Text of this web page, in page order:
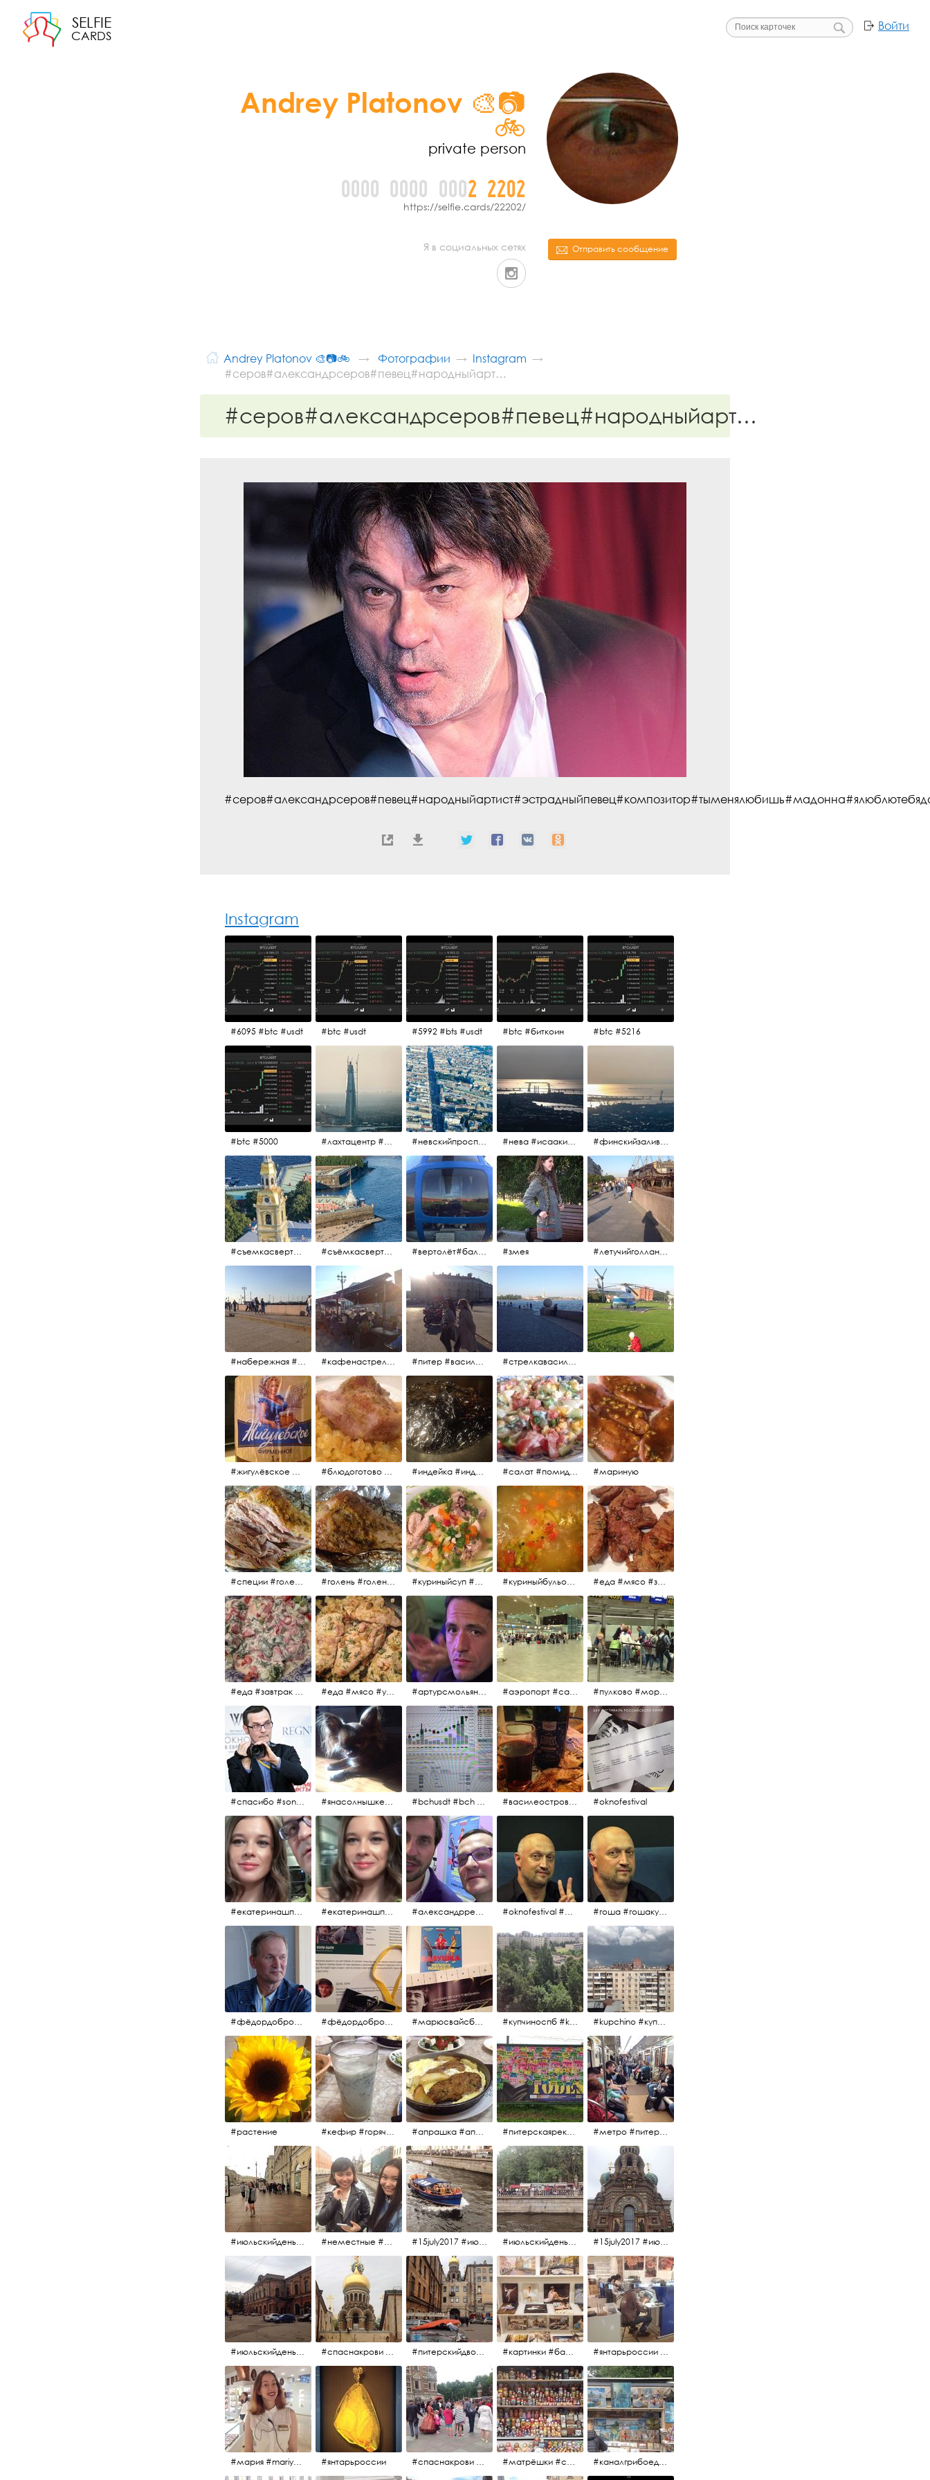
SELFIE
CARDS
Войти
Отправить сообщение
Andrey Platonov 🎨📷
🚲
private person
0000 0000 0002 2202
https://selfie.cards/22202/
Я в социальных сетях
Andrey Platonov 🎨📷🚲 Фотографии
Instagram
#серов#александрсеров#певец#народныйарт…
#серов#александрсеров#певец#народныйарт…
Instagram
#6095 #btc #usdt #btc #usdt #5992 #bts #usdt #btc #биткоин #btc #5216
#btc #5000 #лахтацентр #лахта #башнягазпром #газпром #башня #небоскрёбпитера #небоскрёб #финскийзалив #санктпетербург #невскийпроспект #центргорода #санктпетербург #осень2017 #когдапаришьнадгородом #нева #исаакий #исаакиевскийсобор #нева #васильевскийостров #адмиралтейскийрайон #финскийзалив #дворцовыймост #небонадпитером #осень2017 #финскийзалив #маркизовалужа #нева
#съемкасвертолета #вертолёт #съёмкасвертолёта #петропавловскаякрепость #заячийостров #санктпетербург #съёмкасвертолёта #питер #петропавловскаякрепость #нева #осень2017 #вертолёт#балтийскиеавиалинии #петропавловскаякрепость #заячийостров #полётынадпитером #полётынадгородом #полёты #змея #летучийголландец #набережнаяневы
#набережная #людигуляют #биржевоймост #кафенастрелкевасильевскогоострова #байкеры #питер #васильевскийостров #байкеры #иностранцы #стрелкавасильевскогоострова #нева #река
#жигулёвское #пиво #свежеепиво #beer #напиток #блюдоготово #можнокушать #простолук #лук #индейкавфольге #мясоиндейки #индейка #индейкавфольге #еда #мясоиндейки 🚀 #салат #помидоры #яйцо #огурцы #зелень #кинза #петрушка #укроп #сметана #соль #витамины #мариную
#специи #голень #голеньиндейки #индейка #мясо #еда #завтрак #голеньиндейкивфольге #голень #голеньиндейки #голеньиндейкивфольге #индейка #завтрак #еда #мясо #куриныйсуп #еда #ужин #можнокушать #куриныйбульон #лавровыйлист #помидоры #картофель #чеснок #лук #морковь #приправы #перецдушистый #курица #ужин #еда #сольповкусу #жёлтыйкарри #имбирь #кориандр #кокос #лимонныйсок #оливковоемасло #кумин #кайенскийперец #еда #мясо #завтрак #источниквдохновения #люблюготовить
#еда #завтрак #витамины #помидоры #укроп #огурцы #сметана #салат #еда #мясо #утро #завтрак #едакакисточниквдохновения #артурсмольянинов @melnikovadsh #artursmolyaninov #аэропорт #санктпетербург #пулково #мореморе #моремолнцепесок #дваночи #пулково #море #песок #лето #морепесоксолнце #дваночи
#спасибо #sony #nikon #oknofestivsl @alex_kurov #aplgallery #янасолнышкележу #янасолнышкогляжу #чихуахуа #bchusdt #bch #usdt #sell #buy #exchange #markets #bitcoincash #cryptocurrency #pump #василеостровское #синяяборода #пиво #пивовобла #вобла #рыба #oknofestival
#екатеринашпица #шпица @ekaterinashpitsa #екатеринашпица #шпица @ekaterinashpitsa #александрревва #ревва #артурпирожков #бабушкалегкогоповедения @arthurpirozhkov #oknofestival #gosha #гошакуценко #гоша #гошакуценко #oknofestival
#фёдордобронравов #кино #хорошеекино #жилибыли #фёдордобронравов #эдуардпарри #жилибыли #иринарозанова #марюсвайсберг #александрревва #глюкоза #любовьвбольшомгороде #ххvфестивальроссийскогокино #купчиноспб #kupchino #kupchino #купчиноспб
#растение #кефир #горячийкефир #национальноеблюдо #лаваш #вкусно #апрашка #апраксиндвор #кафенаапрашке #куринаякотлетанасковороде #сковородка #кафедлясвоих #питерскаяреклама #todes #куколки #окраинапитера #фрунзенскийрайон #метро #питерскоеметро #невскаялиния
#июльскийдень2017 #15july2017 #невский #неместные #июльскийдень2017 #15july2017 #июльскийдень2017 #катерок #bonfire #июльскийдень2017 #15july2017 #15july2017 #июльскийдень2017 #спаснакрови
#июльскийдень2017 #15july2017 #спаснакрови #июльскийдень2017 #питерскийдвор #спаснакрови #июльскийдень2017 #картинки #балетпитера #янтарьроссиии #янтарьроссии #янтарь
#мария #mariya #янтарьроссии #янтарьроссии #спаснакрови #михайловскийсад #матрёшки #сувениры #вернисаж #каналгрибоедова #санктпетербург #вернисаж #